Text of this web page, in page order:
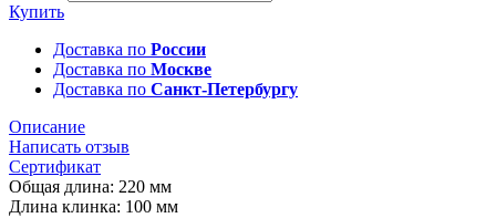
Купить
Доставка по России
Доставка по Москве
Доставка по Санкт-Петербургу
Описание
Написать отзыв
Сертификат
Общая длина: 220 мм
Длина клинка: 100 мм